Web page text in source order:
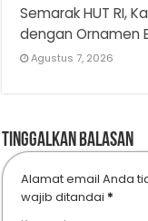
Semarak HUT RI,
dengan Ornamen
Agustus 7, 2026
Tinggalkan Balasan
Alamat email Anda
wajib ditandai *